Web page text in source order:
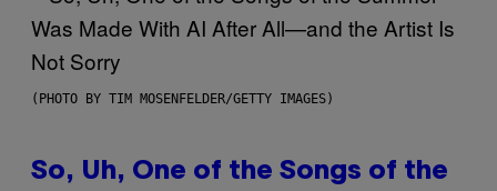
(PHOTO BY TIM MOSENFELDER/GETTY IMAGES)
So, Uh, One of the Songs of the